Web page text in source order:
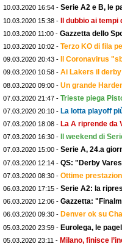
10.03.2020 16:54 - Serie A2 e B, le
10.03.2020 15:38 - Il dubbio ai tempi
10.03.2020 11:00 - Gazzetta dello
10.03.2020 10:02 - Terzo KO di fila
09.03.2020 20:43 - Il Coronavirus
09.03.2020 10:58 - Ai Lakers il
08.03.2020 09:00 - Un grande
07.03.2020 21:47 - Trieste piega
07.03.2020 20:10 - La lotta playoff
07.03.2020 18:08 - La A riprende da
07.03.2020 16:30 - Il weekend di
07.03.2020 15:00 - Serie A, 24.a
07.03.2020 12:14 - QS: "Derby
07.03.2020 08:30 - Ottime
06.03.2020 17:15 - Serie A2: la
06.03.2020 12:06 - Gazzetta:
06.03.2020 09:30 - Denver ok su
05.03.2020 23:59 - Eurolega, le
05.03.2020 23:11 - Milano, finisce